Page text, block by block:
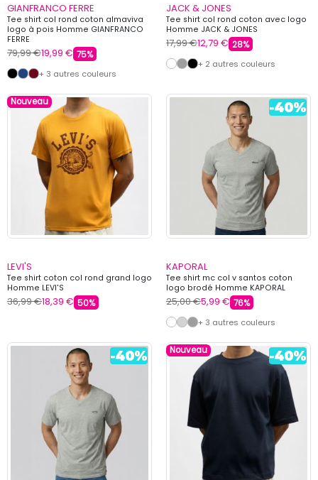
GIANFRANCO FERRE
Tee shirt col rond coton almaviva
logo à pois Homme GIANFRANCO
FERRE
79,99 €19,99 € 75%
+ 3 autres couleurs
JACK & JONES
Tee shirt col rond coton avec logo
Homme JACK & JONES
17,99 €12,79 € 28%
+ 2 autres couleurs
Nouveau
LEVI'S
Tee shirt coton col rond grand logo
Homme LEVI'S
36,99 €18,39 € 50%
KAPORAL
Tee shirt mc col v santos coton
logo brodé Homme KAPORAL
25,00 €5,99 € 76%
+ 3 autres couleurs
Nouveau